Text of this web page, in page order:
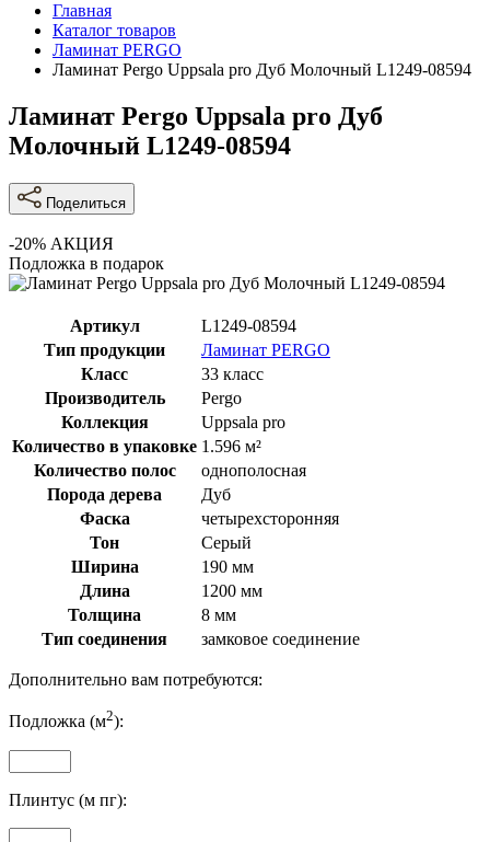
Главная
Каталог товаров
Ламинат PERGO
Ламинат Pergo Uppsala pro Дуб Молочный L1249-08594
Ламинат Pergo Uppsala pro Дуб
Молочный L1249-08594
Поделиться
-20% АКЦИЯ
Подложка в подарок
Артикул
L1249-08594
Тип продукции
Ламинат PERGO
Класс
33 класс
Производитель
Pergo
Коллекция
Uppsala pro
Количество в упаковке 1.596 м²
Количество полос
однополосная
Порода дерева
Дуб
Фаска
четырехсторонняя
Тон
Серый
Ширина
190 мм
Длина
1200 мм
Толщина
8 мм
Тип соединения
замковое соединение
Дополнительно вам потребуются:
Подложка (м2):
Плинтус (м пг):